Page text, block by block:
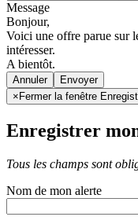
Message
Bonjour,
Voici une offre parue sur
intéresser.
A bientôt.
Annuler
× Fermer la fenêtre
Enregistrer
Tous les champs sont
Nom de mon alerte